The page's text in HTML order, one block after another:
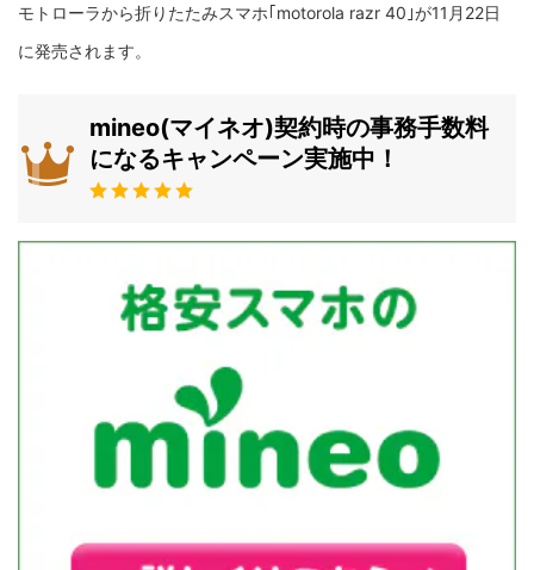
モトローラから折りたたみスマホ｢motorola razr 40｣が11月22日
に発売されます。
mineo(マイネオ)契約時の事務手数料
になるキャンペーン実施中！